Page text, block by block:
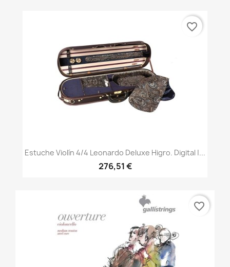
Estuche Violín 4/4 Leonardo Deluxe Higro. Digital |...
276,51 €
favorite_border
favorite_border